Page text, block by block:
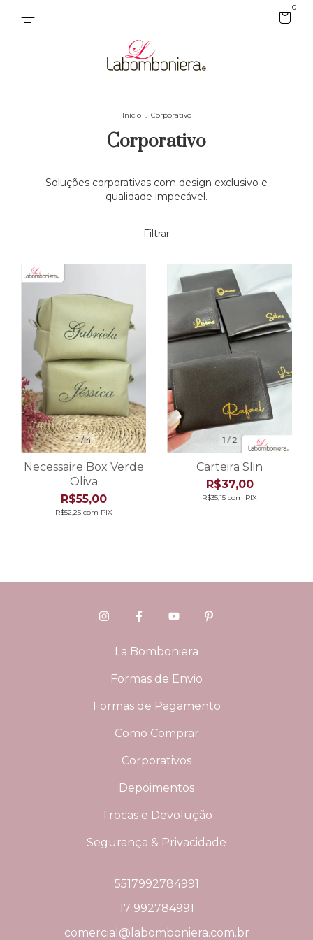
0
Início . Corporativo
Corporativo
Soluções corporativas com design exclusivo e
qualidade impecável.
Filtrar
1/4
Necessaire Box Verde
Oliva
R$55,00
R$52,25 com PIX
1 /2
Carteira Slin
R$37,00
R$35,15 com PIX
La Bomboniera
Formas de Envio
Formas de Pagamento
Como Comprar
Corporativos
Depoimentos
Trocas e Devolução
Segurança & Privacidade
5517992784991
17 992784991
comercial@labomboniera.com.br